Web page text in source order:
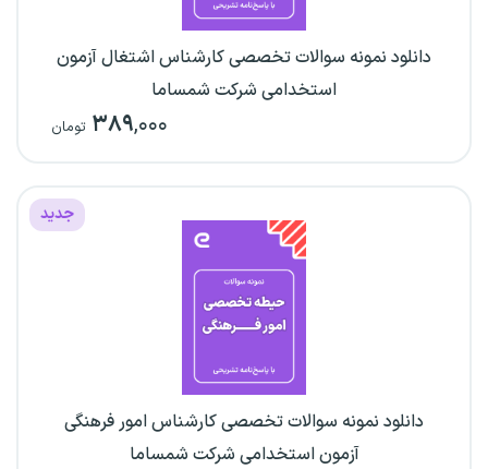
دانلود نمونه سوالات تخصصی کارشناس اشتغال آزمون
استخدامی شرکت شمساما
۳۸۹,۰۰۰ تومان
جدید
دانلود نمونه سوالات تخصصی کارشناس امور فرهنگی
آزمون استخدامی شرکت شمساما